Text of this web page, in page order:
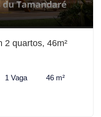
2 quartos, 46m²
1 Vaga 46 m²